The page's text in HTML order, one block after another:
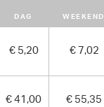
DAG WEEKEND
€ 5,20 € 7,02
€ 41,00 € 55,35